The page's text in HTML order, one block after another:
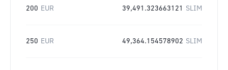
200 EUR 39,491.323663121 SLIM
250 EUR 49,364.154578902 SLIM